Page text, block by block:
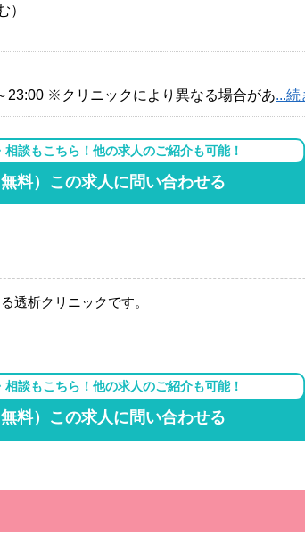
）
23:00 ※クリニックにより異なる場合があ...続
相談もこちら！他の求人のご紹介も可能！
無料）この求人に問い合わせる
透析クリニックです。
相談もこちら！他の求人のご紹介も可能！
無料）この求人に問い合わせる